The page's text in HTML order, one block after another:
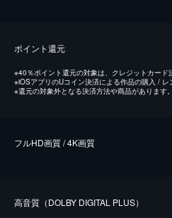
ポイント還元
※40％ポイント還元の対象は、クレジットカード
※iOSアプリのUコイン決済による作品の購入 / レ
※還元の対象外となる決済方法や商品があります
フルHD画質 / 4K画質
⾼⾳質（DOLBY DIGITAL PLUS）